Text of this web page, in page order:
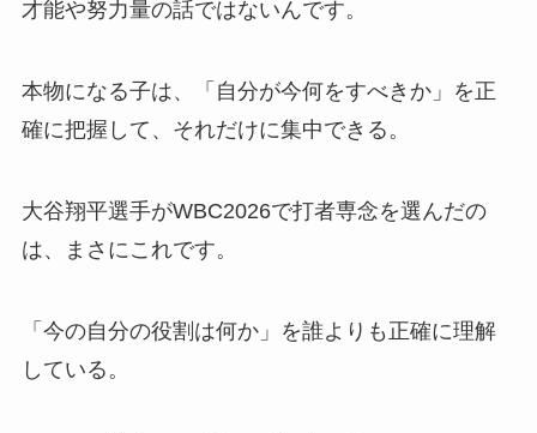
才能や努力量の話ではないんです。
本物になる子は、「自分が今何をすべきか」を正
確に把握して、それだけに集中できる。
大谷翔平選手がWBC2026で打者専念を選んだの
は、まさにこれです。
「今の自分の役割は何か」を誰よりも正確に理解
している。